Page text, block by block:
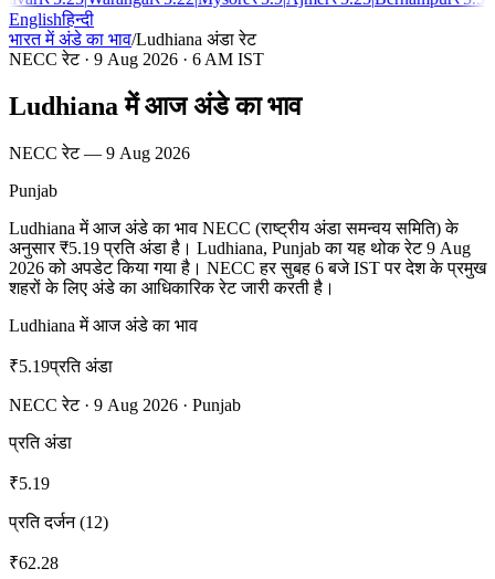
Englishहिन्दी
भारत में अंडे का भाव/Ludhiana अंडा रेट
NECC रेट· 9 Aug 2026 · 6 AM IST
Ludhiana में आज अंडे का भाव
NECC रेट— 9 Aug 2026
Punjab
Ludhiana में आज अंडे का भाव NECC (राष्ट्रीय अंडा समन्वय समिति) के
अनुसार ₹5.19 प्रति अंडा है। Ludhiana, Punjab का यह थोक रेट 9 Aug
2026 को अपडेट किया गया है। NECC हर सुबह 6 बजे IST पर देश के प्रमुख
शहरों के लिए अंडे का आधिकारिक रेट जारी करती है।
Ludhiana में आज अंडे का भाव
₹5.19प्रति अंडा
NECC रेट· 9 Aug 2026 · Punjab
प्रति अंडा
₹5.19
प्रति दर्जन (12)
₹62.28